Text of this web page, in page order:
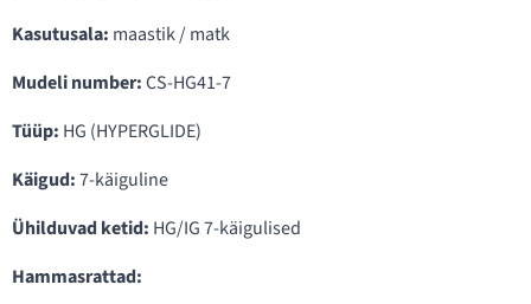
Kasutusala: maastik / matk
Mudeli number:CS-HG41-7
Tüüp: HG (HYPERGLIDE)
Käigud:7-käiguline
Ühilduvad ketid: HG/IG 7-käigulised
Hammasrattad: